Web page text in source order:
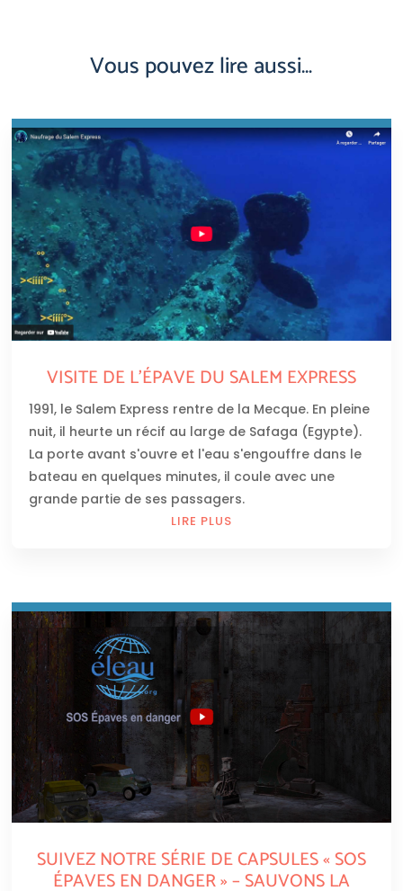
Vous pouvez lire aussi…
VISITE DE L’ÉPAVE DU SALEM EXPRESS
1991, le Salem Express rentre de la Mecque. En pleine
nuit, il heurte un récif au large de Safaga (Egypte).
La porte avant s'ouvre et l'eau s'engouffre dans le
bateau en quelques minutes, il coule avec une
grande partie de ses passagers.
LIRE PLUS
SUIVEZ NOTRE SÉRIE DE CAPSULES « SOS
ÉPAVES EN DANGER » – SAUVONS LA